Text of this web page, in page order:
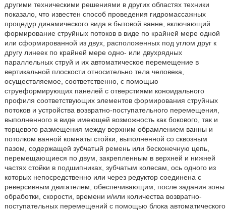
другими техническими решениями в других областях техники
показало, что известен способ проведения гидромассажных
процедур динамического вида в бытовой ванне, включающий
формирование струйных потоков в виде по крайней мере одной
или сформированной из двух, расположенных под углом друг к
другу линеек по крайней мере одно- или двухрядных
параллельных струй и их автоматическое перемещение в
вертикальной плоскости относительно тела человека,
осуществляемое, соответственно, с помощью
струеформирующих панелей с отверстиями коноидального
профиля соответствующих элементов формирования струйных
потоков и устройства возвратно-поступательного перемещения,
выполненного в виде имеющей возможность как бокового, так и
торцевого размещения между верхним обрамлением ванны и
потолком ванной комнаты стойки, выполненной со сквозным
пазом, содержащей зубчатый ремень или бесконечную цепь,
перемещающиеся по двум, закрепленным в верхней и нижней
частях стойки в подшипниках, зубчатым колесам, ось одного из
которых непосредственно или через редуктор соединена с
реверсивным двигателем, обеспечивающим, после задания зоны
обработки, скорости, времени и/или количества возвратно-
поступательных перемещений с помощью блока автоматического